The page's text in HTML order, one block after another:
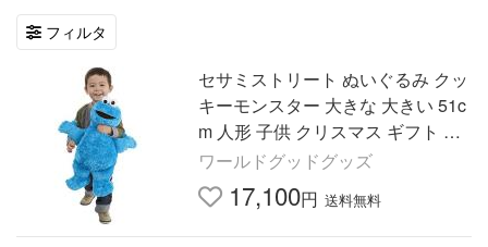
フィルタ
セサミストリート ぬいぐるみ クッ
キーモンスター 大きな 大きい 51c
m 人形 子供 クリスマス ギフト プ
レ
ワールドグッドグッズ
17,100円 送料無料